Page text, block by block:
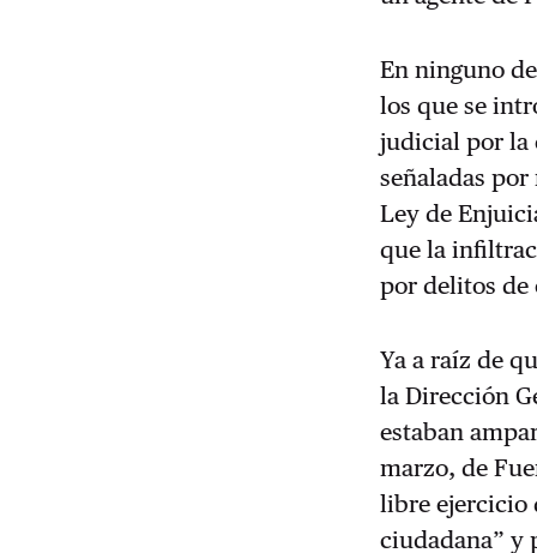
En ninguno
los que se
judicial por la
señaladas
Ley de
que la
por delitos de
Ya a raíz de
la Dirección
estaban
marzo, de
libre ejercicio
ciudadana” y